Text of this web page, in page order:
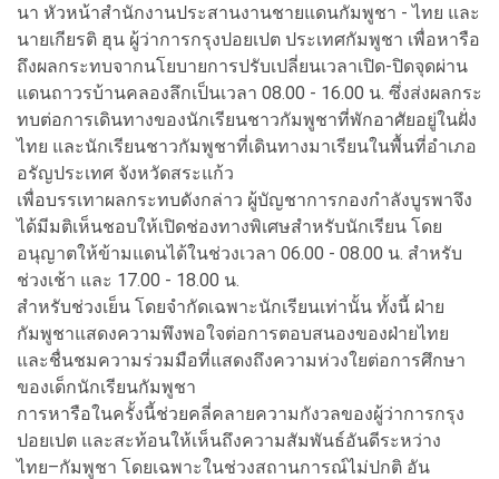
นา หัวหน้าสำนักงานประสานงานชายแดนกัมพูชา - ไทย และ
นายเกียรติ ฮุน ผู้ว่าการกรุงปอยเปต ประเทศกัมพูชา เพื่อหารือ
ถึงผลกระทบจากนโยบายการปรับเปลี่ยนเวลาเปิด-ปิดจุดผ่าน
แดนถาวรบ้านคลองลึกเป็นเวลา 08.00 - 16.00 น. ซึ่งส่งผลกระ
ทบต่อการเดินทางของนักเรียนชาวกัมพูชาที่พักอาศัยอยู่ในฝั่ง
ไทย และนักเรียนชาวกัมพูชาที่เดินทางมาเรียนในพื้นที่อำเภอ
อรัญประเทศ จังหวัดสระแก้ว
เพื่อบรรเทาผลกระทบดังกล่าว ผู้บัญชาการกองกำลังบูรพาจึง
ได้มีมติเห็นชอบให้เปิดช่องทางพิเศษสำหรับนักเรียน โดย
อนุญาตให้ข้ามแดนได้ในช่วงเวลา 06.00 - 08.00 น. สำหรับ
ช่วงเช้า และ 17.00 - 18.00 น.
สำหรับช่วงเย็น โดยจำกัดเฉพาะนักเรียนเท่านั้น ทั้งนี้ ฝ่าย
กัมพูชาแสดงความพึงพอใจต่อการตอบสนองของฝ่ายไทย
และชื่นชมความร่วมมือที่แสดงถึงความห่วงใยต่อการศึกษา
ของเด็กนักเรียนกัมพูชา
การหารือในครั้งนี้ช่วยคลี่คลายความกังวลของผู้ว่าการกรุง
ปอยเปต และสะท้อนให้เห็นถึงความสัมพันธ์อันดีระหว่าง
ไทย–กัมพูชา โดยเฉพาะในช่วงสถานการณ์ไม่ปกติ อัน